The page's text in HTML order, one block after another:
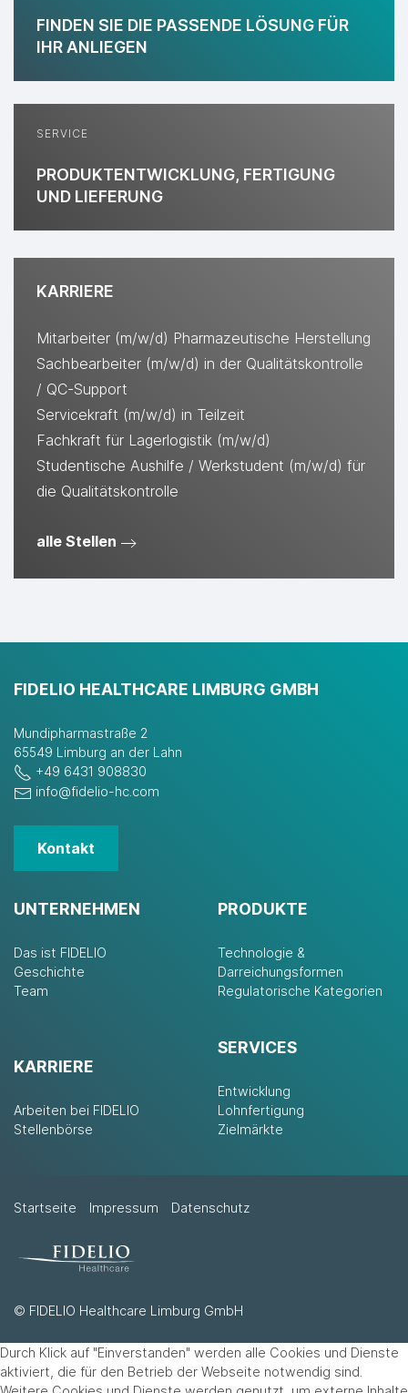
FINDEN SIE DIE PASSENDE LÖSUNG FÜR
IHR ANLIEGEN
SERVICE
PRODUKTENTWICKLUNG, FERTIGUNG
UND LIEFERUNG
KARRIERE
Mitarbeiter (m/w/d) Pharmazeutische Herstellung
Sachbearbeiter (m/w/d) in der Qualitätskontrolle
/ QC-Support
Servicekraft (m/w/d) in Teilzeit
Fachkraft für Lagerlogistik (m/w/d)
Studentische Aushilfe / Werkstudent (m/w/d) für
die Qualitätskontrolle
alle Stellen
FIDELIO HEALTHCARE LIMBURG GMBH
Mundipharmastraße 2
65549 Limburg an der Lahn
+49 6431 908830
info@fidelio-hc.com
Kontakt
UNTERNEHMEN
Das ist FIDELIO
Geschichte
Team
KARRIERE
Arbeiten bei FIDELIO
Stellenbörse
PRODUKTE
Technologie &
Darreichungsformen
Regulatorische Kategorien
SERVICES
Entwicklung
Lohnfertigung
Zielmärkte
Startseite Impressum Datenschutz
© FIDELIO Healthcare Limburg GmbH
Durch Klick auf "Einverstanden" werden alle Cookies und Dienste
aktiviert, die für den Betrieb der Webseite notwendig sind.